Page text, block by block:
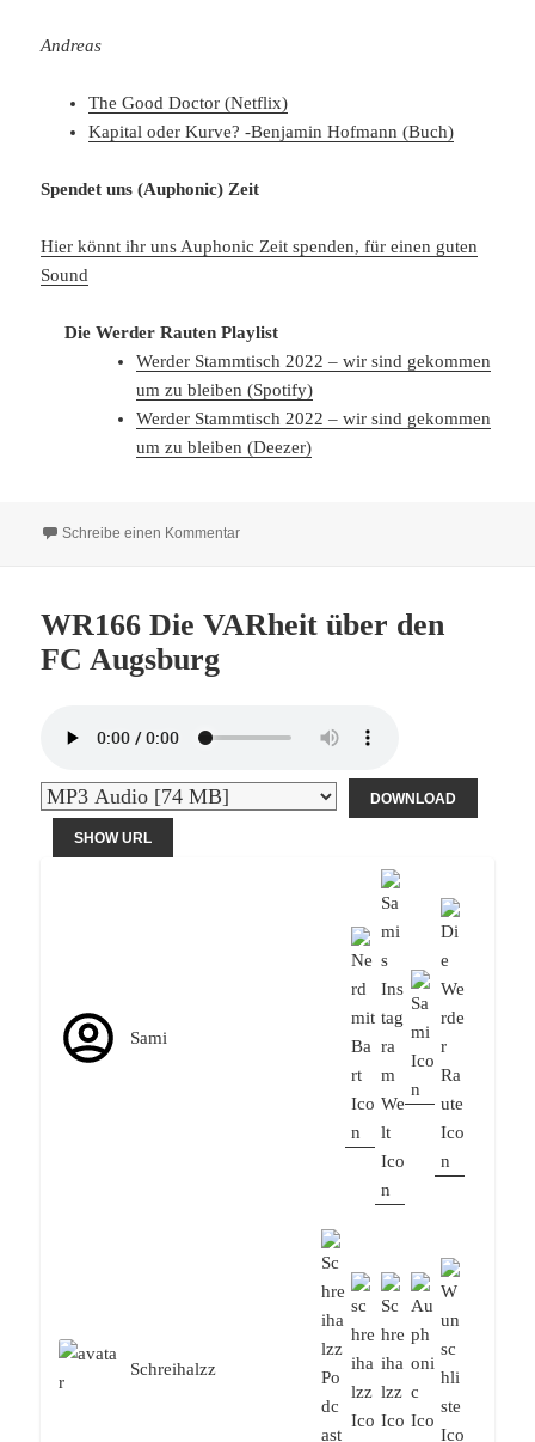
Andreas
The Good Doctor (Netflix)
Kapital oder Kurve? -Benjamin Hofmann (Buch)
Spendet uns (Auphonic) Zeit
Hier könnt ihr uns Auphonic Zeit spenden, für einen guten
Sound
Die Werder Rauten Playlist
Werder Stammtisch 2022 – wir sind gekommen
um zu bleiben (Spotify)
Werder Stammtisch 2022 – wir sind gekommen
um zu bleiben (Deezer)
Schreibe einen Kommentarzu WR 179 Der Alterspräsident und der
WR166 Die VARheit über den
FC Augsburg
DOWNLOAD
SHOW URL
Sami
Schreihalzz